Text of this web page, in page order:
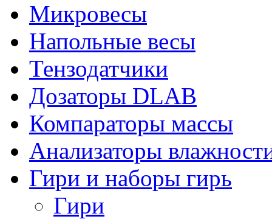
Микровесы
Напольные весы
Тензодатчики
Дозаторы DLAB
Компараторы массы
Анализаторы
Гири и наборы гирь
Гири